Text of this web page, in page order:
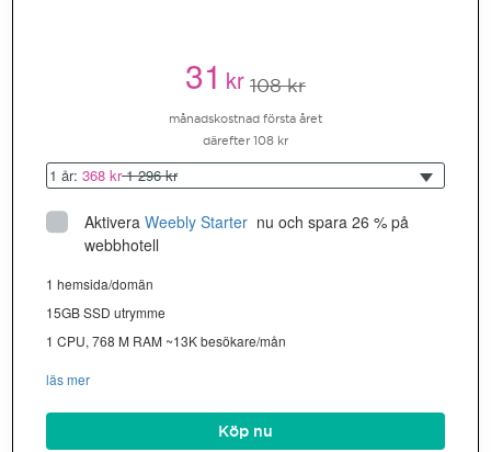
31kr 108 kr
månadskostnad första året
därefter 108 kr
1 år: 368 kr1 296 kr
Aktivera Weebly Starter nu och spara 26 % på
webbhotell
1 hemsida/domän
15GB SSD utrymme
1 CPU, 768 M RAM ~13K besökare/mån
läs mer
Köp nu